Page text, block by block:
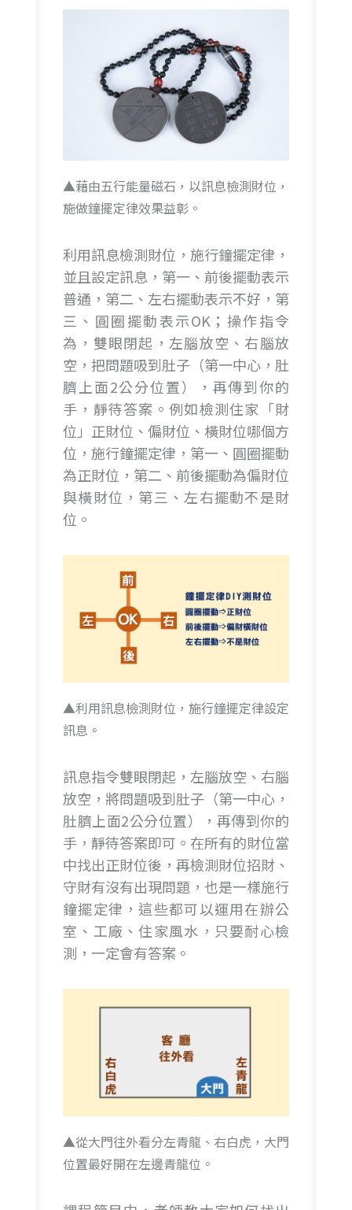
▲藉由五行能量磁石，以訊息檢測財位，
施做鐘擺定律效果益彰。
利用訊息檢測財位，施行鐘擺定律，
並且設定訊息，第一、前後擺動表示
普通，第二、左右擺動表示不好，第
三、圓圈擺動表示OK；操作指令
為，雙眼閉起，左腦放空、右腦放
空，把問題吸到肚子（第一中心，肚
臍上面2公分位置），再傳到你的
手，靜待答案。例如檢測住家「財
位」正財位、偏財位、橫財位哪個方
位，施行鐘擺定律，第一、圓圈擺動
為正財位，第二、前後擺動為偏財位
與橫財位，第三、左右擺動不是財
位。
▲利用訊息檢測財位，施行鐘擺定律設定
訊息。
訊息指令雙眼閉起，左腦放空、右腦
放空，將問題吸到肚子（第一中心，
肚臍上面2公分位置），再傳到你的
手，靜待答案即可。在所有的財位當
中找出正財位後，再檢測財位招財、
守財有沒有出現問題，也是一樣施行
鐘擺定律，這些都可以運用在辦公
室、工廠、住家風水，只要耐心檢
測，一定會有答案。
▲從大門往外看分左青龍、右白虎，大門
位置最好開在左邊青龍位。